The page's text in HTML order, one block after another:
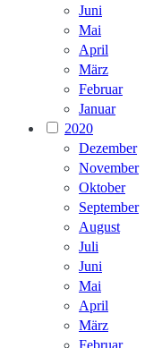
Juni
Mai
April
März
Februar
Januar
2020
Dezember
November
Oktober
September
August
Juli
Juni
Mai
April
März